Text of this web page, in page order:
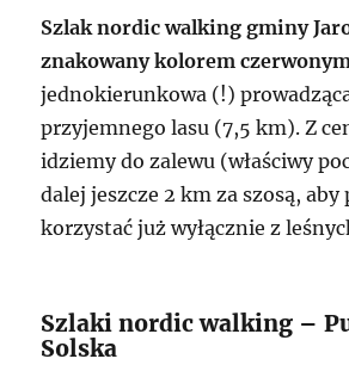
Szlak nordic walking gminy
znakowany kolorem
jednokierunkowa (!)
przyjemnego lasu (7,5 km). Z
idziemy do zalewu (właściwy
dalej jeszcze 2 km za szosą, aby
korzystać już wyłącznie z
Szlaki nordic walking –
Solska